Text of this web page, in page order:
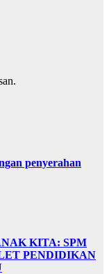
penyerahan
KITA: SPM
PENDIDIKAN